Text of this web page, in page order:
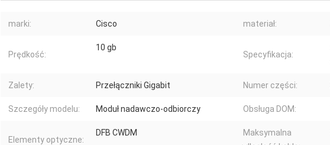
marki: Cisco materiał:
Prędkość:
10 gb
Specyfikacja:
Zalety: Przełączniki Gigabit Numer części:
Szczegóły modelu: Moduł nadawczo-odbiorczy Obsługa DOM:
Elementy optyczne:
DFB CWDM
Maksymalna